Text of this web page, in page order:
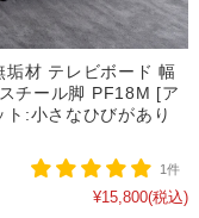
垢材 テレビボード 幅
チール脚 PF18M [ア
ト:小さなひびがあり
1件
¥15,800(税込)